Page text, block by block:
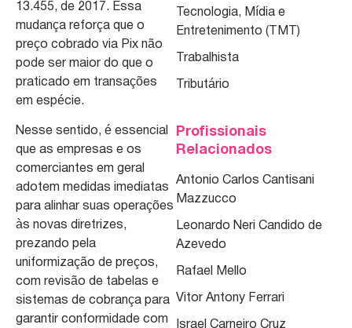
13.455, de 2017. Essa
mudança reforça que o
preço cobrado via Pix não
pode ser maior do que o
praticado em transações
em espécie.
Nesse sentido, é essencial
que as empresas e os
comerciantes em geral
adotem medidas imediatas
para alinhar suas operações
às novas diretrizes,
prezando pela
uniformização de preços,
com revisão de tabelas e
sistemas de cobrança para
garantir conformidade com
Tecnologia, Mídia e
Entretenimento (TMT)
Trabalhista
Tributário
Profissionais
Relacionados
Antonio Carlos Cantisani
Mazzucco
Leonardo Neri Candido de
Azevedo
Rafael Mello
Vitor Antony Ferrari
Israel Carneiro Cruz